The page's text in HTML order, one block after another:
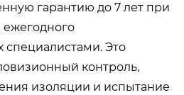
гарантию до 7 лет при
специалистами. Это
контроль,
изоляции и испытание